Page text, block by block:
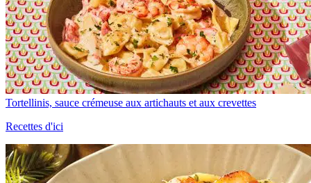
Tortellinis, sauce crémeuse aux artichauts et aux crevettes
Recettes d'ici